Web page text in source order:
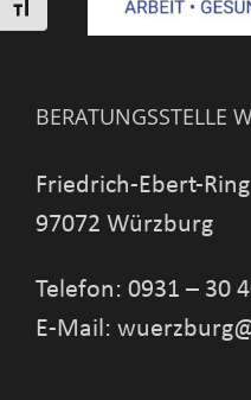
Schrift vergrößern
BERATUNGSSTELLE
Friedrich-Ebert-
97072 Würzburg
Telefon: 0931 – 30
E-Mail: